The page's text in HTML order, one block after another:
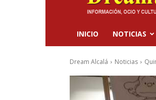
INICIO NOTICIAS
Dream Alcalá Noticias